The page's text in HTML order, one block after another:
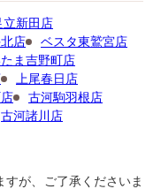
立新田店
店
ベスタ東鷲宮店
ま吉野町店
上尾春日店
古河駒羽根店
古河諸川店
が、ご了承くださいま